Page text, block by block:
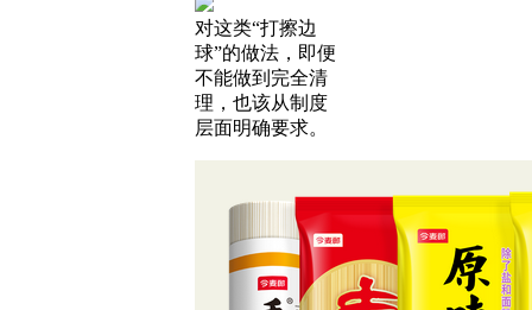
对这类“打擦边
球”的做法，即便
不能做到完全清
理，也该从制度
层面明确要求。